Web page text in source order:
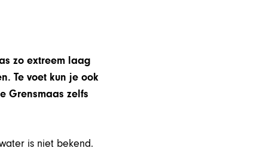
zo extreem laag
Te voet kun je ook
Grensmaas zelfs
is niet bekend.